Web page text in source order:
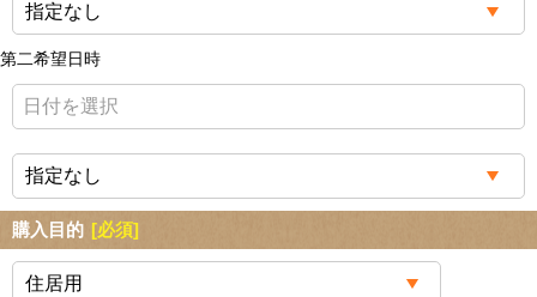
第二希望日時
購入目的 [必須]